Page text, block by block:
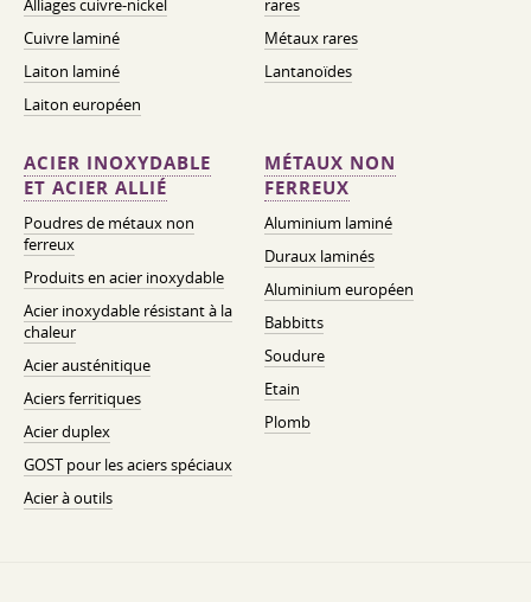
Alliages cuivre-nickel
Cuivre laminé
Laiton laminé
Laiton européen
rares
Métaux rares
Lantanoïdes
ACIER INOXYDABLE
ET ACIER ALLIÉ
Poudres de métaux non
ferreux
Produits en acier inoxydable
Acier inoxydable résistant à la
chaleur
Acier austénitique
Aciers ferritiques
Acier duplex
GOST pour les aciers spéciaux
Acier à outils
MÉTAUX NON
FERREUX
Aluminium laminé
Duraux laminés
Aluminium européen
Babbitts
Soudure
Etain
Plomb